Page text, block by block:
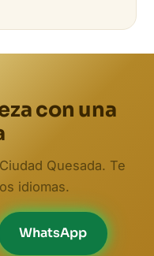
con una
Quesada. Te
idiomas.
WhatsApp